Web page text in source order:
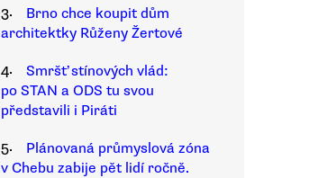
3.
Brno chce koupit dům
architektky Růženy Žertové
4.
Smršť stínových vlád:
po STAN a ODS tu svou
představili i Piráti
5.
Plánovaná průmyslová zóna
v Chebu zabije pět lidí ročně.